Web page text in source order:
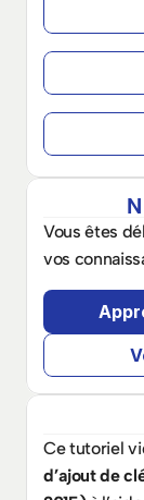
Vous êtes
vos
Ce tutoriel
d’ajout de